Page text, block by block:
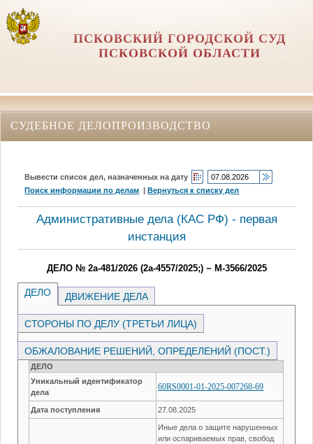
ПСКОВСКИЙ ГОРОДСКОЙ СУД
ПСКОВСКОЙ ОБЛАСТИ
СУДЕБНОЕ ДЕЛОПРОИЗВОДСТВО
Вывести список дел, назначенных на дату
Поиск информации по делам |Вернуться к списку дел
Административные дела (КАC РФ) - первая
инстанция
ДЕЛО № 2а-481/2026 (2а-4557/2025;) ~ М-3566/2025
ДЕЛО ДВИЖЕНИЕ ДЕЛА
СТОРОНЫ ПО ДЕЛУ (ТРЕТЬИ ЛИЦА)
ОБЖАЛОВАНИЕ РЕШЕНИЙ, ОПРЕДЕЛЕНИЙ (ПОСТ.)
ДЕЛО
Уникальный идентификатор
дела
60RS0001-01-2025-007268-69
Дата поступления 27.08.2025
Иные дела о защите нарушенных
или оспариваемых прав, свобод